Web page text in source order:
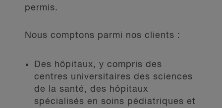
permis.
Nous comptons parmi nos clients :
Des hôpitaux, y compris des
centres universitaires des sciences
de la santé, des hôpitaux
spécialisés en soins pédiatriques et